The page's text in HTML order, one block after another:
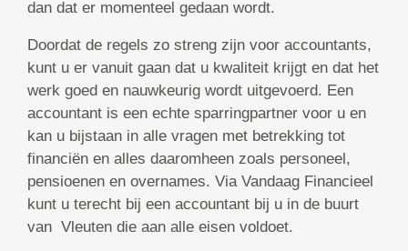
dan dat er momenteel gedaan wordt.
Doordat de regels zo streng zijn voor accountants,
kunt u er vanuit gaan dat u kwaliteit krijgt en dat het
werk goed en nauwkeurig wordt uitgevoerd. Een
accountant is een echte sparringpartner voor u en
kan u bijstaan in alle vragen met betrekking tot
financiën en alles daaromheen zoals personeel,
pensioenen en overnames. Via Vandaag Financieel
kunt u terecht bij een accountant bij u in de buurt
van Vleuten die aan alle eisen voldoet.